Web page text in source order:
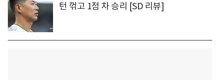
턴 꺾고 1점 차 승리 [SD 리뷰]